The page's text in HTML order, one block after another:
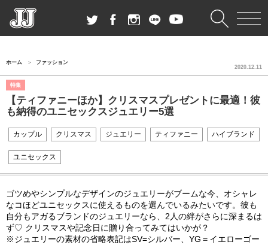
ホーム ファッション
特集
【ティファニーほか】クリスマスプレゼントに最適！彼
も納得のユニセックスジュエリー5選
2020.12.11
カップル クリスマス ジュエリー ティファニー ハイブランド
ユニセックス
ゴツめやシンプルなデザインのジュエリーがブームな今、オシャレ
なコほどユニセックスに使えるものを選んでいるみたいです。彼も
自分もアガるブランドのジュエリーなら、 2 人の絆がさらに深まるは
ず♡ クリスマスや記念日に贈り合ってみてはいかが？
※ジュエリーの素材の省略表記はSV=シルバー、 YG ＝イエローゴー